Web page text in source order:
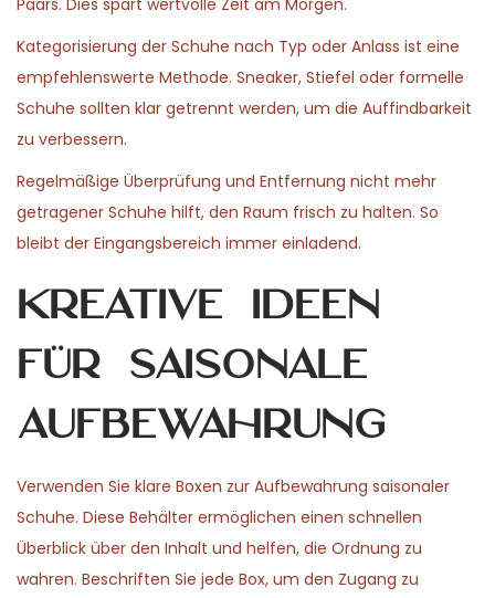
Paars. Dies spart wertvolle Zeit am Morgen.
Kategorisierung der Schuhe nach Typ oder Anlass ist eine
empfehlenswerte Methode. Sneaker, Stiefel oder formelle
Schuhe sollten klar getrennt werden, um die Auffindbarkeit
zu verbessern.
Regelmäßige Überprüfung und Entfernung nicht mehr
getragener Schuhe hilft, den Raum frisch zu halten. So
bleibt der Eingangsbereich immer einladend.
Kreative Ideen
für saisonale
Aufbewahrung
Verwenden Sie klare Boxen zur Aufbewahrung saisonaler
Schuhe. Diese Behälter ermöglichen einen schnellen
Überblick über den Inhalt und helfen, die Ordnung zu
wahren. Beschriften Sie jede Box, um den Zugang zu